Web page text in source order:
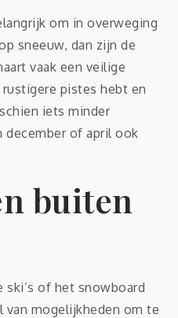
om in overweging
sneeuw, dan zijn de
vaak een veilige
pistes hebt en
iets minder
december of april ook
buiten
ski’s of het snowboard
van mogelijkheden om te